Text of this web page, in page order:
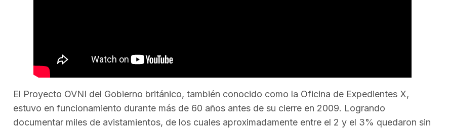
El Proyecto OVNI del Gobierno británico, también conocido como la Oficina de Expedientes X,
estuvo en funcionamiento durante más de 60 años antes de su cierre en 2009. Logrando
documentar miles de avistamientos, de los cuales aproximadamente entre el 2 y el 3% quedaron sin